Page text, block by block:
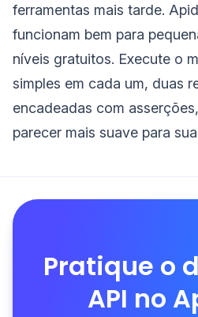
ferramentas mais tarde.
funcionam bem para
níveis gratuitos. Execute o
simples em cada um, duas
encadeadas com
parecer mais suave para
Pratique o
API no